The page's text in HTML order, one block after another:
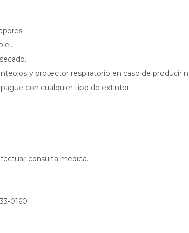
y protector respiratorio en caso de producir
con cualquier tipo de extintor
consulta médica.
0160